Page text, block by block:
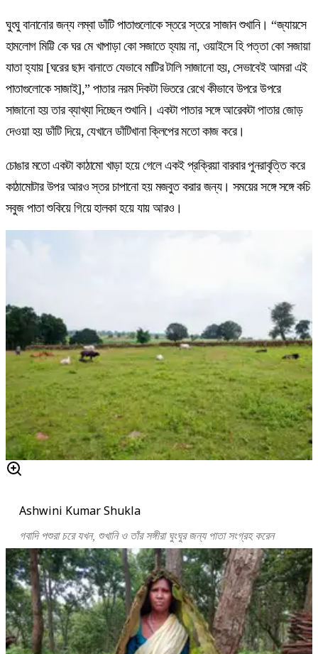
ঘুংঘু বানানোর জন্য লম্বা ডাঁটি পাতাগুলোকে স্তরে স্তরে সাজান শুখানি। “জ্যায়সে
হামলোগ মিট্টি কে ঘর মে খাপাড়া কো সজাতে হ্যায় না, ওয়াইসে হি পত্তা কো সজায়া
যাতা হ্যায় [ঘরের ছাদ বানাতে যেভাবে মাটির টালি সাজানো হয়, সেভাবেই আমরা এই
পাতাগুলোকে সাজাই],” পাতার নরম দিকটা ভিতরে রেখে কীভাবে উপরে উপরে
সাজানো হয় তার ব্যাখ্যা দিচ্ছেন শুখানি। একটা পাতার সঙ্গে আরেকটা পাতার জোড়
দেওয়া হয় ডাঁটি দিয়ে, যেখানে ডাঁটিখানা ক্লিপের মতো কাজ করে।
চোঙার মতো একটা কাঠামো খাড়া হয়ে গেলে একই প্রক্রিয়া বারবার পুনরাবৃত্তি করে
কাঠামোটার উপর আরও স্তর চাপানো হয় মজবুত করার জন্য। সময়ের সঙ্গে সঙ্গে কচি
সবুজ পাতা শুকিয়ে গিয়ে হালকা হয়ে যায় আরও।
Ashwini Kumar Shukla
গবাদি পশুরা চরে যখন, শুখানি ও তাঁর সঙ্গীরা ঘুংঘুর জন্য পাতা সংগ্রহ করেন